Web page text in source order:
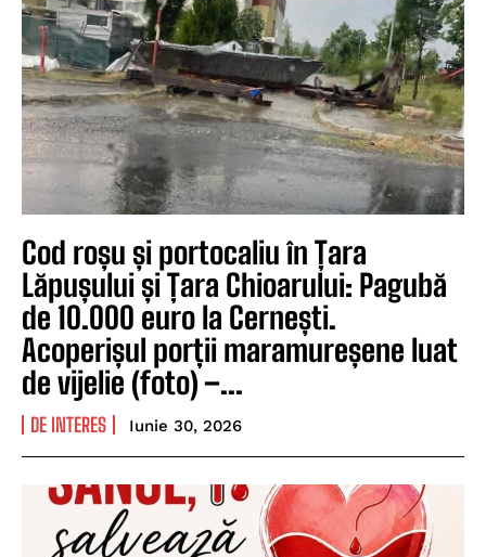
Cod roșu și portocaliu în Țara
Lăpușului și Țara Chioarului: Pagubă
de 10.000 euro la Cernești.
Acoperișul porții maramureșene luat
de vijelie (foto) –...
DE INTERES Iunie 30, 2026